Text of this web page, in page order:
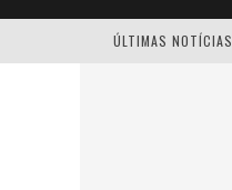
ÚLTIMAS NOTÍCIAS